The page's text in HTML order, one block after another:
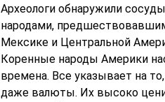
Археологи обнаружили
народами,
Мексике и Центральной
Коренные народы Америки
времена. Все указывает на
даже валюты. Их высоко